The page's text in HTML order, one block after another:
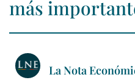
más
La Nota